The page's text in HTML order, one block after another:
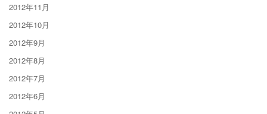
2012年11月
2012年10月
2012年9月
2012年8月
2012年7月
2012年6月